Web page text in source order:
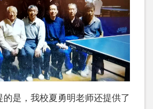
的是，我校夏勇明老师还提供了